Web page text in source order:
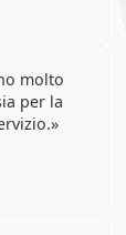
molto
per la